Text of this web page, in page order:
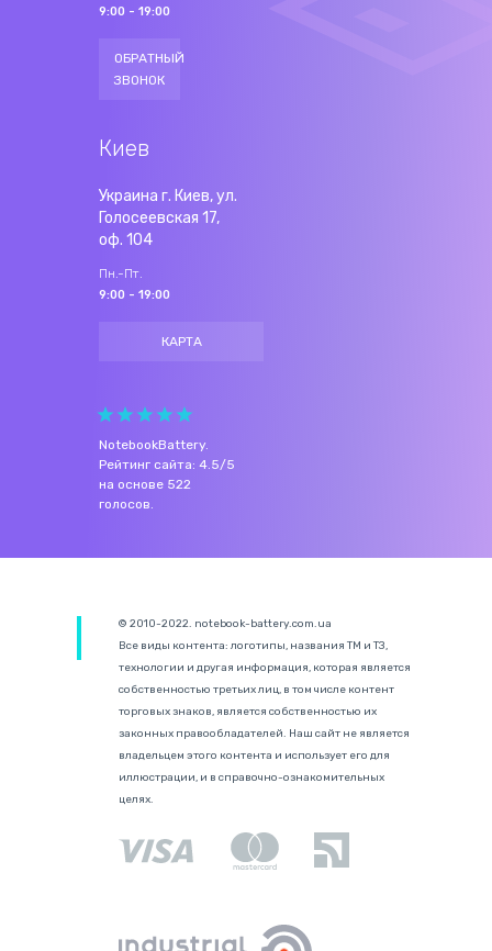
9:00 - 19:00
ОБРАТНЫЙ
ЗВОНОК
Киев
Украина г. Киев, ул.
Голосеевская 17,
оф. 104
Пн.-Пт.
9:00 - 19:00
КАРТА
NotebookBattery.
Рейтинг сайта: 4.5/5
на основе 522
голосов.
© 2010-2022. notebook-battery.com.ua
Все виды контента: логотипы, названия ТМ и ТЗ,
технологии и другая информация, которая является
собственностью третьих лиц, в том числе контент
торговых знаков, является собственностью их
законных правообладателей. Наш сайт не является
владельцем этого контента и использует его для
иллюстрации, и в справочно-ознакомительных
целях.